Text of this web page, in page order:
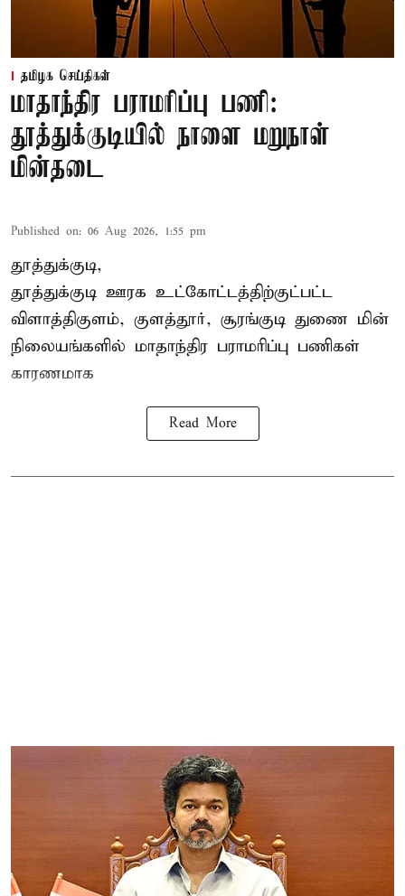
தமிழக செய்திகள்
மாதாந்திர பராமரிப்பு பணி:
தூத்துக்குடியில் நாளை மறுநாள்
மின்தடை
Published on: 06 Aug 2026, 1:55 pm
தூத்துக்குடி,
தூத்துக்குடி ஊரக உட்கோட்டத்திற்குட்பட்ட
விளாத்திகுளம், குளத்தூர், சூரங்குடி துணை மின்
நிலையங்களில் மாதாந்திர பராமரிப்பு பணிகள்
காரணமாக
Read More